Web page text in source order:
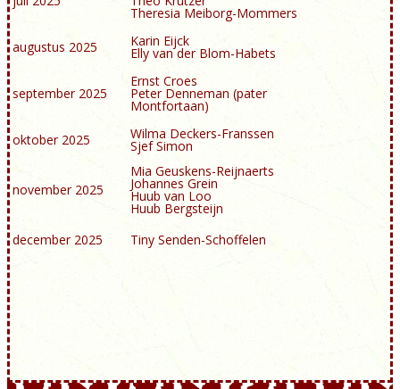
Theresia Meiborg-Mommers
augustus 2025
Karin Eijck
Elly van der Blom-Habets
september 2025
Ernst Croes
Peter Denneman (pater
Montfortaan)
oktober 2025
Wilma Deckers-Franssen
Sjef Simon
november 2025
Mia Geuskens-Reijnaerts
Johannes Grein
Huub van Loo
Huub Bergsteijn
december 2025
Tiny Senden-Schoffelen